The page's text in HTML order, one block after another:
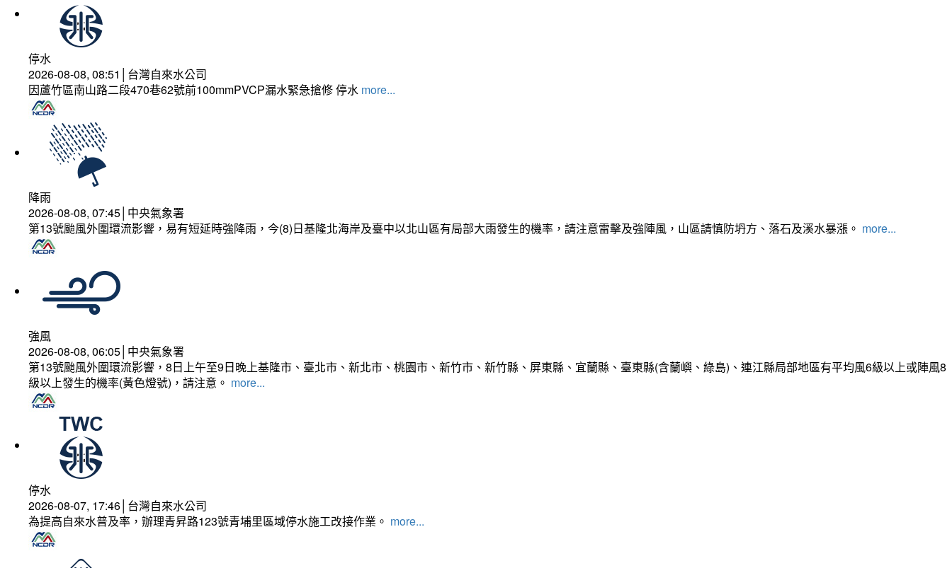
停水
2026-08-08, 08:51│台灣自來水公司
因蘆竹區南山路二段470巷62號前100mmPVCP漏水緊急搶修 停水 more...
降雨
2026-08-08, 07:45│中央氣象署
第13號颱風外圍環流影響，易有短延時強降雨，今(8)日基隆北海岸及臺中以北山區有局部大雨發生的機率，請注意雷擊及強陣風，山區請慎防坍方、落石及溪水暴漲。 more...
強風
2026-08-08, 06:05│中央氣象署
第13號颱風外圍環流影響，8日上午至9日晚上基隆市、臺北市、新北市、桃園市、新竹市、新竹縣、屏東縣、宜蘭縣、臺東縣(含蘭嶼、綠島)、連江縣局部地區有平均風6級以上或陣風8
級以上發生的機率(黃色燈號)，請注意。 more...
停水
2026-08-07, 17:46│台灣自來水公司
為提高自來水普及率，辦理青昇路123號青埔里區域停水施工改接作業。 more...